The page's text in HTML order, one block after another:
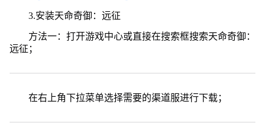
3.安装天命奇御：远征
方法一：打开游戏中心或直接在搜索框搜索天命奇御：
远征；
在右上角下拉菜单选择需要的渠道服进行下载；